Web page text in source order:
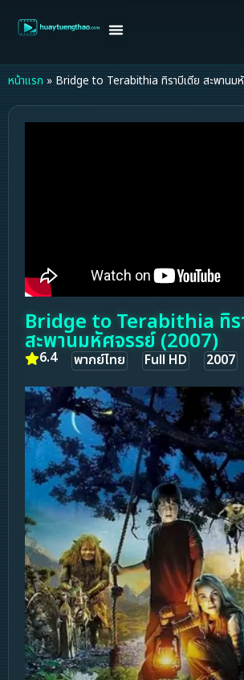
หน้าแรก » Bridge to Terabithia ทิราบีเตีย สะพานม
Bridge to Terabithia ทิร
สะพานมหัศจรรย์ (2007)
6.4 พากย์ไทย Full HD 2007